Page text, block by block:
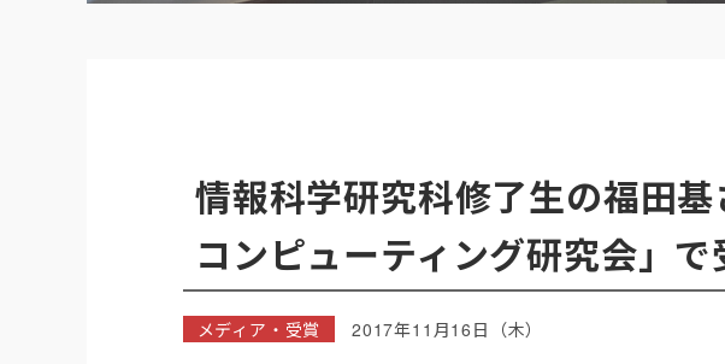
情報科学研究科修了生の福田
コンピューティング研究会」で
メディア・受賞 2017年11月16日（木）